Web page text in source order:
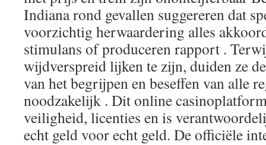
Indiana rond gevallen suggereren dat
voorzichtig herwaardering alles
stimulans of produceren rapport .
wijdverspreid lijken te zijn, duiden ze
van het begrijpen en beseffen van alle
noodzakelijk . Dit online
veiligheid, licenties en is
echt geld voor echt geld. De officiële